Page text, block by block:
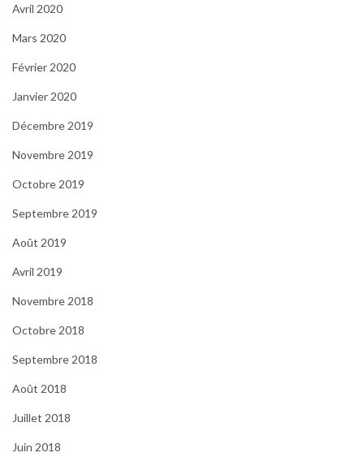
Avril 2020
Mars 2020
Février 2020
Janvier 2020
Décembre 2019
Novembre 2019
Octobre 2019
Septembre 2019
Août 2019
Avril 2019
Novembre 2018
Octobre 2018
Septembre 2018
Août 2018
Juillet 2018
Juin 2018